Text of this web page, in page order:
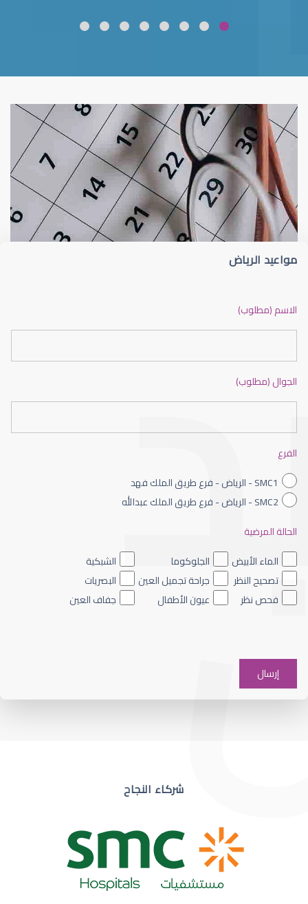
قلوبال لرعاية العين ضعف نظر
ضعف نظر الاطفال
ضعف نظر العين اليسرى
ضعف نظر مفاجئ
مواعيد الرياض
الاسم (مطلوب)
الجوال (مطلوب)
الفرع
SMC1 - الرياض - فرع طريق الملك فهد
SMC2 - الرياض - فرع طريق الملك عبدالله
الحالة المرضية
الماء الأبيض
الجلوكوما
الشبكية
تصحيح النظر
جراحة تجميل العين
البصريات
فحص نظر
عيون الأطفال جفاف العين
شركاء النجاح